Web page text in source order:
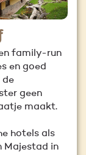
family-run
en goed
de
geen
maakt.
hotels als
Majestad in